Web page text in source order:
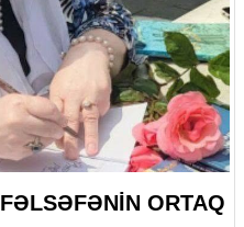
ORTAQ